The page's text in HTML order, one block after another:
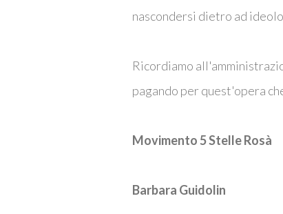
nascondersi dietro ad
Ricordiamo
pagando per quest'opera
Movimento 5 Stelle Rosà
Barbara Guidolin